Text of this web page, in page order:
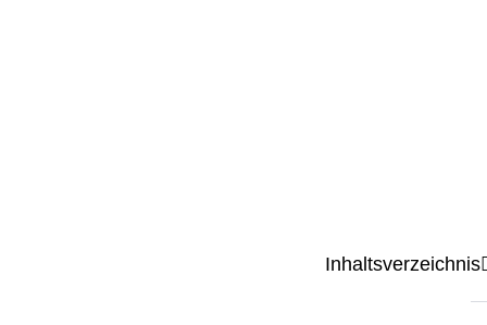
Inhaltsverzeichnis